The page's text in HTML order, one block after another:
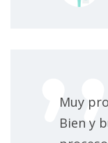
Muy
Bien y